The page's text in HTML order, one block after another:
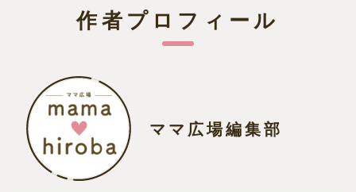
作者プロフィール
ママ広場編集部